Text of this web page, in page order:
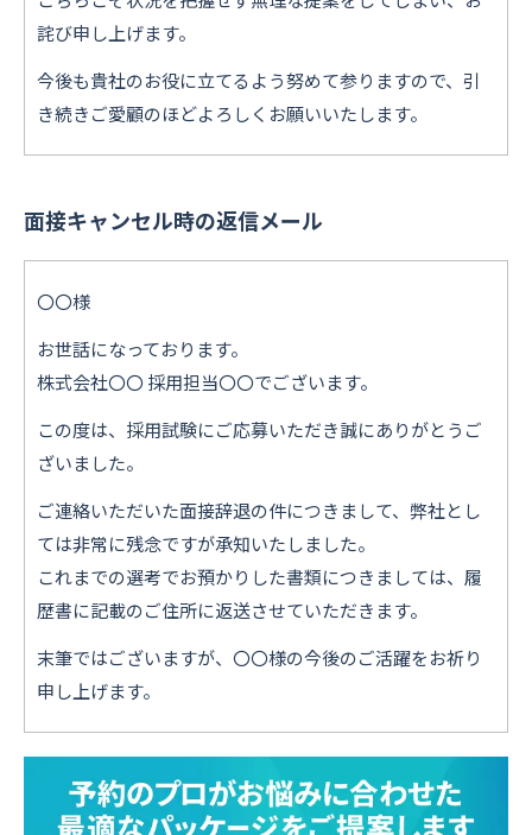
詫び申し上げます。
今後も貴社のお役に立てるよう努めて参りますので、引
き続きご愛顧のほどよろしくお願いいたします。
面接キャンセル時の返信メール
〇〇様
お世話になっております。
株式会社〇〇 採用担当〇〇でございます。
この度は、採用試験にご応募いただき誠にありがとうご
ざいました。
ご連絡いただいた面接辞退の件につきまして、弊社とし
ては非常に残念ですが承知いたしました。
これまでの選考でお預かりした書類につきましては、履
歴書に記載のご住所に返送させていただきます。
末筆ではございますが、〇〇様の今後のご活躍をお祈り
申し上げます。
・ご登録はメールアドレスのみ
・いつでも登録解除できます
入力いただいたメールアドレスに、
メールが届かない場合は、
・迷惑メールフォルダをご確認ください
閉じる